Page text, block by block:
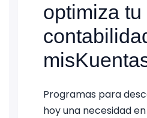
optimiza tu
Programas para
hoy una necesidad